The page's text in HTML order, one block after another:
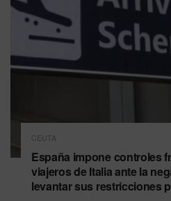
CEUTA
España impone controles
viajeros de Italia ante la
levantar sus restricciones